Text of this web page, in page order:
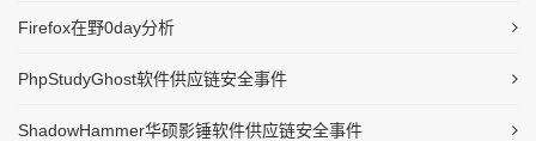
Firefox在野0day分析
PhpStudyGhost软件供应链安全事件
ShadowHammer华硕影锤软件供应链安全事件